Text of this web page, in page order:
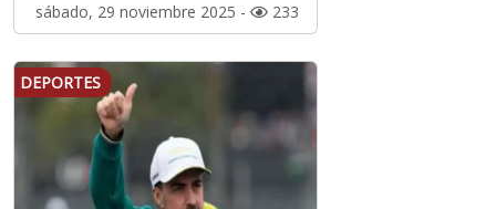
sábado, 29 noviembre 2025 - 233
DEPORTES